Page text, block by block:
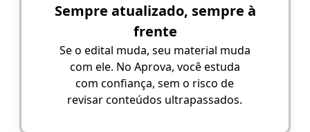
Sempre atualizado, sempre à
frente
Se o edital muda, seu material muda
com ele. No Aprova, você estuda
com confiança, sem o risco de
revisar conteúdos ultrapassados.